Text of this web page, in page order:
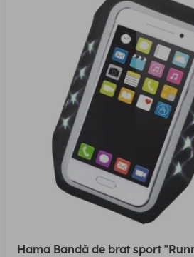
Hama Bandă de brat sport